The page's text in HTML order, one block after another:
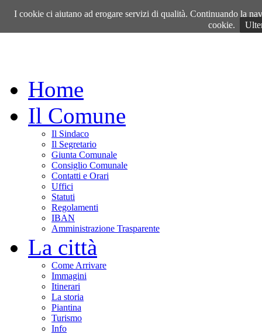
Giovedì, 06 Agosto 2026
Home
Il Comune
Il Sindaco
Il Segretario
Giunta Comunale
Consiglio Comunale
Contatti e Orari
Uffici
Statuti
Regolamenti
IBAN
Amministrazione Trasparente
La città
Come Arrivare
Immagini
Itinerari
La storia
Piantina
Turismo
Info
I cookie ci aiutano ad erogare servizi di qualità. Continuando la
cookie.